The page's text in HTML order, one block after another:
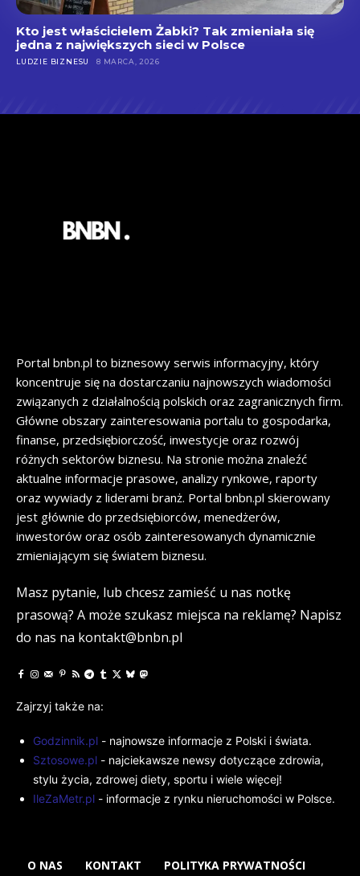
Kto jest właścicielem Żabki? Tak zmieniała się
jedna z największych sieci w Polsce
LUDZIE BIZNESU 8 MARCA, 2026
Portal bnbn.pl to biznesowy serwis informacyjny, który
koncentruje się na dostarczaniu najnowszych wiadomości
związanych z działalnością polskich oraz zagranicznych firm.
Główne obszary zainteresowania portalu to gospodarka,
finanse, przedsiębiorczość, inwestycje oraz rozwój
różnych sektorów biznesu. Na stronie można znaleźć
aktualne informacje prasowe, analizy rynkowe, raporty
oraz wywiady z liderami branż. Portal bnbn.pl skierowany
jest głównie do przedsiębiorców, menedżerów,
inwestorów oraz osób zainteresowanych dynamicznie
zmieniającym się światem biznesu.
Masz pytanie, lub chcesz zamieść u nas notkę
prasową? A może szukasz miejsca na reklamę? Napisz
do nas na kontakt@bnbn.pl
Zajrzyj także na:
Godzinnik.pl - najnowsze informacje z Polski i świata.
Sztosowe.pl - najciekawsze newsy dotyczące zdrowia,
stylu życia, zdrowej diety, sportu i wiele więcej!
IleZaMetr.pl - informacje z rynku nieruchomości w Polsce.
O NAS KONTAKT POLITYKA PRYWATNOŚCI